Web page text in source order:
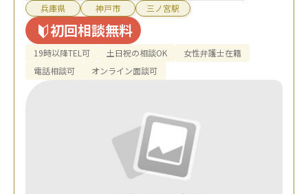
兵庫県 神戸市 三ノ宮駅
初回相談無料
19時以降TEL可 土日祝の相談OK
女性弁護士在籍
電話相談可
オンライン面談可